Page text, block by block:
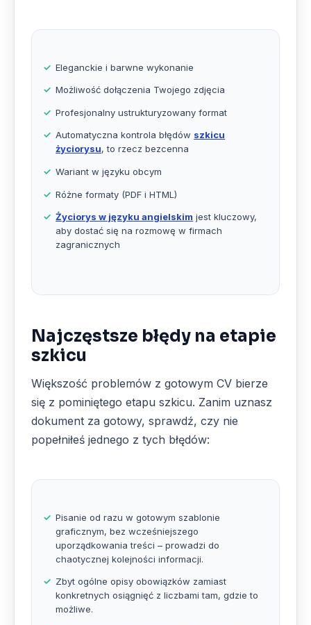
Eleganckie i barwne wykonanie
Możliwość dołączenia Twojego zdjęcia
Profesjonalny ustrukturyzowany format
Automatyczna kontrola błędów szkicu
życiorysu, to rzecz bezcenna
Wariant w języku obcym
Różne formaty (PDF i HTML)
Życiorys w języku angielskim jest kluczowy,
aby dostać się na rozmowę w firmach
zagranicznych
Najczęstsze błędy na etapie
szkicu
Większość problemów z gotowym CV bierze
się z pominiętego etapu szkicu. Zanim uznasz
dokument za gotowy, sprawdź, czy nie
popełniłeś jednego z tych błędów:
Pisanie od razu w gotowym szablonie
graficznym, bez wcześniejszego
uporządkowania treści – prowadzi do
chaotycznej kolejności informacji.
Zbyt ogólne opisy obowiązków zamiast
konkretnych osiągnięć z liczbami tam, gdzie to
możliwe.